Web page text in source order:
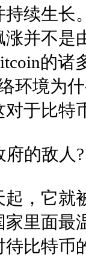
持续生长
并不是
的诸
环境为
对于比
府的敌人?
，它
里面最
比特币